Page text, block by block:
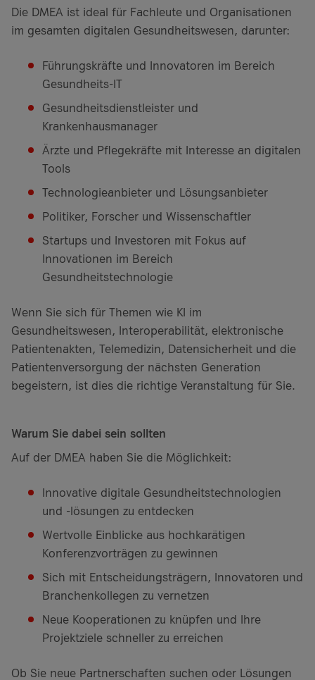
Die DMEA ist ideal für Fachleute und Organisationen
im gesamten digitalen Gesundheitswesen, darunter:
Führungskräfte und Innovatoren im Bereich
Gesundheits-IT
Gesundheitsdienstleister und
Krankenhausmanager
Ärzte und Pflegekräfte mit Interesse an digitalen
Tools
Technologieanbieter und Lösungsanbieter
Politiker, Forscher und Wissenschaftler
Startups und Investoren mit Fokus auf
Innovationen im Bereich
Gesundheitstechnologie
Wenn Sie sich für Themen wie KI im
Gesundheitswesen, Interoperabilität, elektronische
Patientenakten, Telemedizin, Datensicherheit und die
Patientenversorgung der nächsten Generation
begeistern, ist dies die richtige Veranstaltung für Sie.
Warum Sie dabei sein sollten
Auf der DMEA haben Sie die Möglichkeit:
Innovative digitale Gesundheitstechnologien
und -lösungen zu entdecken
Wertvolle Einblicke aus hochkarätigen
Konferenzvorträgen zu gewinnen
Sich mit Entscheidungsträgern, Innovatoren und
Branchenkollegen zu vernetzen
Neue Kooperationen zu knüpfen und Ihre
Projektziele schneller zu erreichen
Ob Sie neue Partnerschaften suchen oder Lösungen